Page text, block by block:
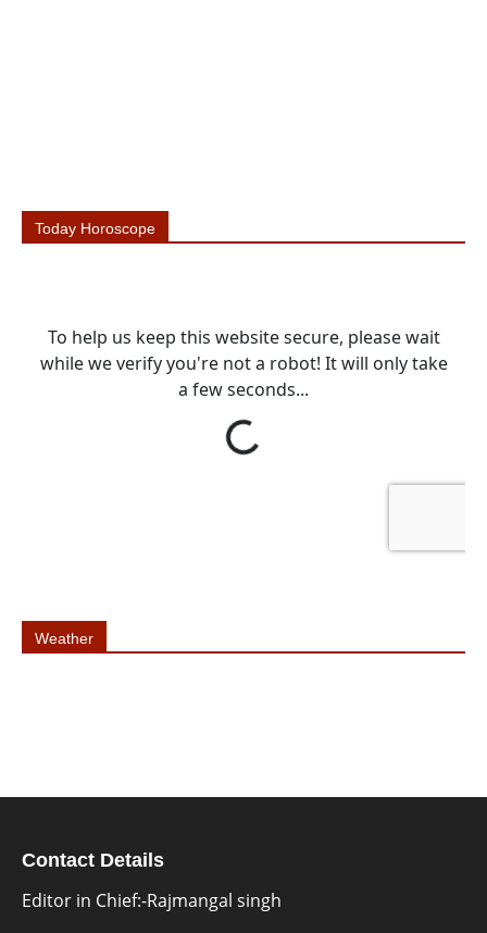
Today Horoscope
Weather
Contact Details
Editor in Chief:-Rajmangal singh